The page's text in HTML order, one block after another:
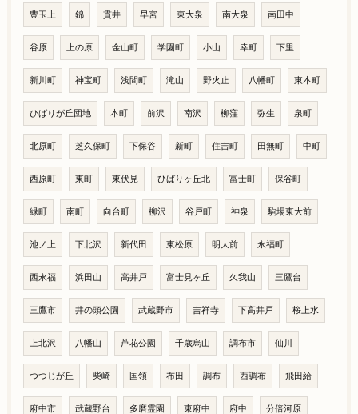
豊玉上 錦 貫井 早宮 東大泉 南大泉 南田中
谷原 上の原 金山町 学園町 小山 幸町 下里
新川町 神宝町 浅間町 滝山 野火止 八幡町 東本町
ひばりが丘団地 本町 前沢 南沢 柳窪 弥生 泉町
北原町 芝久保町 下保谷 新町 住吉町 田無町 中町
西原町 東町 東伏見 ひばりヶ丘北 富士町 保谷町
緑町 南町 向台町 柳沢 谷戸町 神泉 駒場東大前
池ノ上 下北沢 新代田 東松原 明大前 永福町
西永福 浜田山 高井戸 富士見ヶ丘 久我山 三鷹台
三鷹市 井の頭公園 武蔵野市 吉祥寺 下高井戸 桜上水
上北沢 八幡山 芦花公園 千歳烏山 調布市 仙川
つつじが丘 柴崎 国領 布田 調布 西調布 飛田給
府中市 武蔵野台 多磨霊園 東府中 府中 分倍河原